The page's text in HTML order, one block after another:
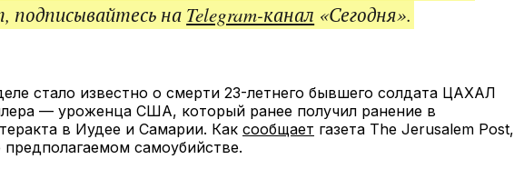
подписывайтесь на Telegram-канал «Сегодня».
стало известно о смерти 23-летнего бывшего солдата ЦАХАЛ
— уроженца США, который ранее получил ранение в
теракта в Иудее и Самарии. Как сообщает газета The Jerusalem Post,
предполагаемом самоубийстве.